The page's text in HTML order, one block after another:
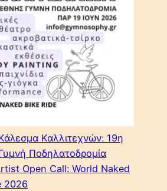
Καλλιτεχνών: 19η
Ποδηλατοδρομία
Open Call: World Naked
2026